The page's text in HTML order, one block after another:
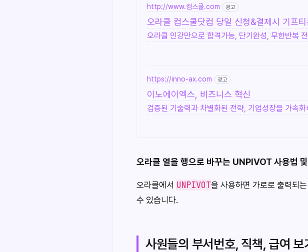
http://www.컴스쿨.com 광고
오라클 컴스쿨닷컴 당일 신청&결제시 기프티
오라클 인강만으로 합격가능, 단기완성, 무한반복
https://inno-ax.com 광고
이노에이엑스, 비즈니스 혁신
검증된 기술력과 차별화된 전략, 기업성장을 가속
오라클 열을 행으로 바꾸는 UNPIVOT 사용법
오라클에서 UNPIVOT을 사용하면 가로로 출력되는
수 있습니다.
사원들의 부서번호, 직책, 급여 보